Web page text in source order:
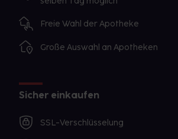
Freie Wahl der Apotheke
Große Auswahl an Apotheken
Sicher einkaufen
SSL-Verschlüsselung